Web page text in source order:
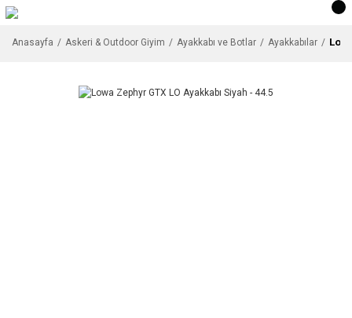
Anasayfa Askeri & Outdoor Giyim Ayakkabı ve Botlar Ayakkabılar